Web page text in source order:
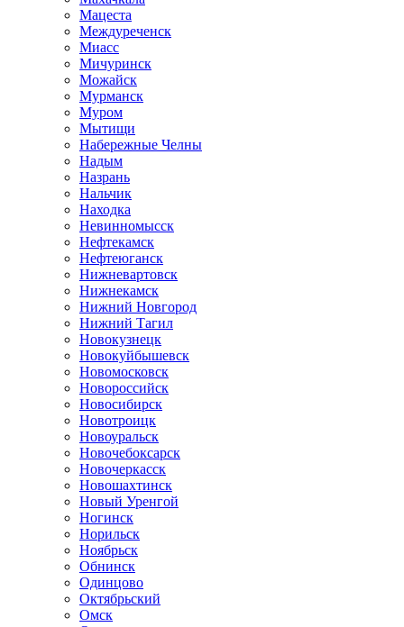
Мацеста
Междуреченск
Миасс
Мичуринск
Можайск
Мурманск
Муром
Мытищи
Набережные Челны
Надым
Назрань
Нальчик
Находка
Невинномысск
Нефтекамск
Нефтеюганск
Нижневартовск
Нижнекамск
Нижний Новгород
Нижний Тагил
Новокузнецк
Новокуйбышевск
Новомосковск
Новороссийск
Новосибирск
Новотроицк
Новоуральск
Новочебоксарск
Новочеркасск
Новошахтинск
Новый Уренгой
Ногинск
Норильск
Ноябрьск
Обнинск
Одинцово
Октябрьский
Омск